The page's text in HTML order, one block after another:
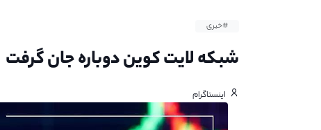
#خبری
شبکه لایت کوین دوباره جان گرفت
اینستاگرام